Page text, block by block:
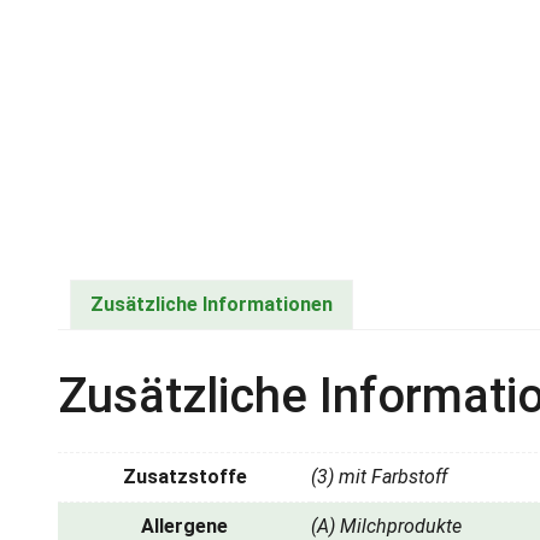
Zusätzliche Informationen
Zusätzliche
Zusatzstoffe (3) mit Farbstoff
Allergene (A) Milchprodukte